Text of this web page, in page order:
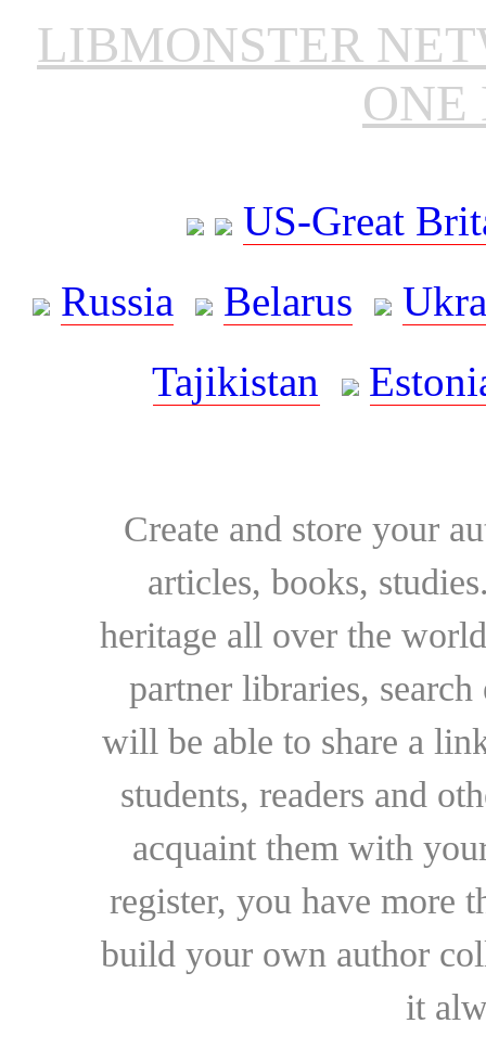
LIBMONSTER
ONE
US-Great
Russia
Belarus
Tajikistan
Create and store your
articles, books,
heritage all over the
partner libraries,
will be able to share a
students, readers and
acquaint them with
register, you have more
build your own author
it